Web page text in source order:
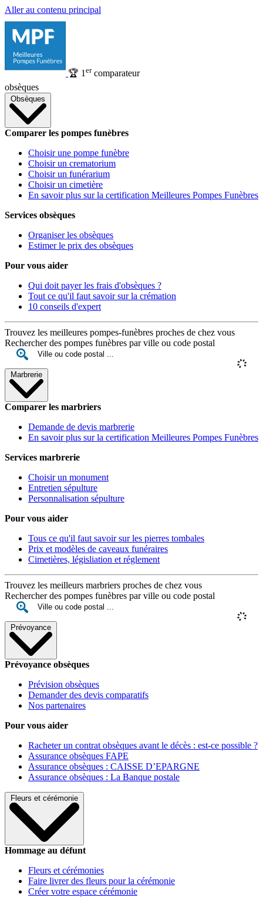
Aller au contenu principal
🏆 1 ercomparateur
obsèques
Obsèques
Comparer les pompes funèbres
Choisir une pompe funèbre
Choisir un crematorium
Choisir un funérarium
Choisir un cimetière
En savoir plus sur la certification Meilleures Pompes Funèbres
Services obsèques
Organiser les obsèques
Estimer le prix des obsèques
Pour vous aider
Qui doit payer les frais d'obsèques ?
Tout ce qu'il faut savoir sur la crémation
10 conseils d'expert
Trouvez les meilleures pompes-funèbres proches de chez vous
Rechercher des pompes funèbres par ville ou code postal
Marbrerie
Comparer les marbriers
Demande de devis marbrerie
En savoir plus sur la certification Meilleures Pompes Funèbres
Services marbrerie
Choisir un monument
Entretien sépulture
Personnalisation sépulture
Pour vous aider
Tous ce qu'il faut savoir sur les pierres tombales
Prix et modèles de caveaux funéraires
Cimetières, législiation et réglement
Trouvez les meilleurs marbriers proches de chez vous
Rechercher des pompes funèbres par ville ou code postal
Prévoyance
Prévoyance obsèques
Prévision obsèques
Demander des devis comparatifs
Nos partenaires
Pour vous aider
Racheter un contrat obsèques avant le décès : est-ce possible ?
Assurance obsèques FAPE
Assurance obsèques : CAISSE D’EPARGNE
Assurance obsèques : La Banque postale
Fleurs et cérémonie
Hommage au défunt
Fleurs et cérémonies
Faire livrer des fleurs pour la cérémonie
Créer votre espace cérémonie